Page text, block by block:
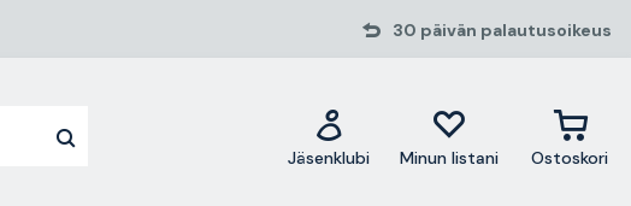
30 päivän palautusoikeus
Jäsenklubi Minun listani Ostoskori